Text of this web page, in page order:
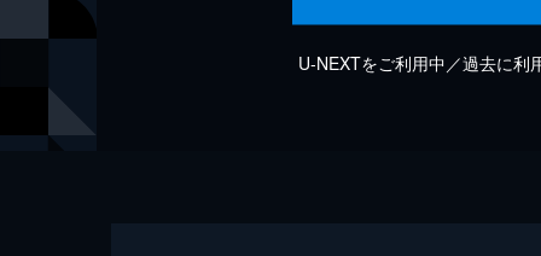
U-NEXTをご利用中／過去に利